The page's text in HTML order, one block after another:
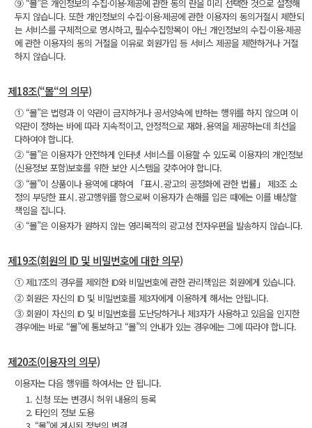
⑨ “몰”은 개인정보의 수집·이용·제공에 관한 동의 란을 미리 선택한 것으로 설정해
두지 않습니다. 또한 개인정보의 수집·이용·제공에 관한 이용자의 동의거절시 제한되
는 서비스를 구체적으로 명시하고, 필수수집항목이 아닌 개인정보의 수집·이용·제공
에 관한 이용자의 동의 거절을 이유로 회원가입 등 서비스 제공을 제한하거나 거절
하지 않습니다.
제18조(“몰“의 의무)
① “몰”은 법령과 이 약관이 금지하거나 공서양속에 반하는 행위를 하지 않으며 이
약관이 정하는 바에 따라 지속적이고, 안정적으로 재화․용역을 제공하는데 최선을
다하여야 합니다.
② “몰”은 이용자가 안전하게 인터넷 서비스를 이용할 수 있도록 이용자의 개인정보
(신용정보 포함)보호를 위한 보안 시스템을 갖추어야 합니다.
③ “몰”이 상품이나 용역에 대하여 「표시․광고의 공정화에 관한 법률」 제3조 소
정의 부당한 표시․광고행위를 함으로써 이용자가 손해를 입은 때에는 이를 배상할
책임을 집니다.
④ “몰”은 이용자가 원하지 않는 영리목적의 광고성 전자우편을 발송하지 않습니다.
제19조(회원의 ID 및 비밀번호에 대한 의무)
① 제17조의 경우를 제외한 ID와 비밀번호에 관한 관리책임은 회원에게 있습니다.
② 회원은 자신의 ID 및 비밀번호를 제3자에게 이용하게 해서는 안됩니다.
③ 회원이 자신의 ID 및 비밀번호를 도난당하거나 제3자가 사용하고 있음을 인지한
경우에는 바로 “몰”에 통보하고 “몰”의 안내가 있는 경우에는 그에 따라야 합니다.
제20조(이용자의 의무)
이용자는 다음 행위를 하여서는 안 됩니다.
1. 신청 또는 변경시 허위 내용의 등록
2. 타인의 정보 도용
3. “몰”에 게시된 정보의 변경